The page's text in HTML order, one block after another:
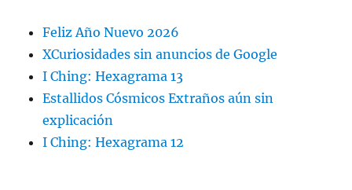
Feliz Año Nuevo 2026
XCuriosidades sin anuncios de Google
I Ching: Hexagrama 13
Estallidos Cósmicos Extraños aún sin
explicación
I Ching: Hexagrama 12